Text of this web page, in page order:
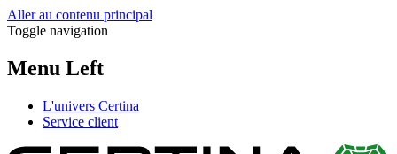
Aller au contenu principal
Toggle navigation
Menu Left
L'univers Certina
Service client